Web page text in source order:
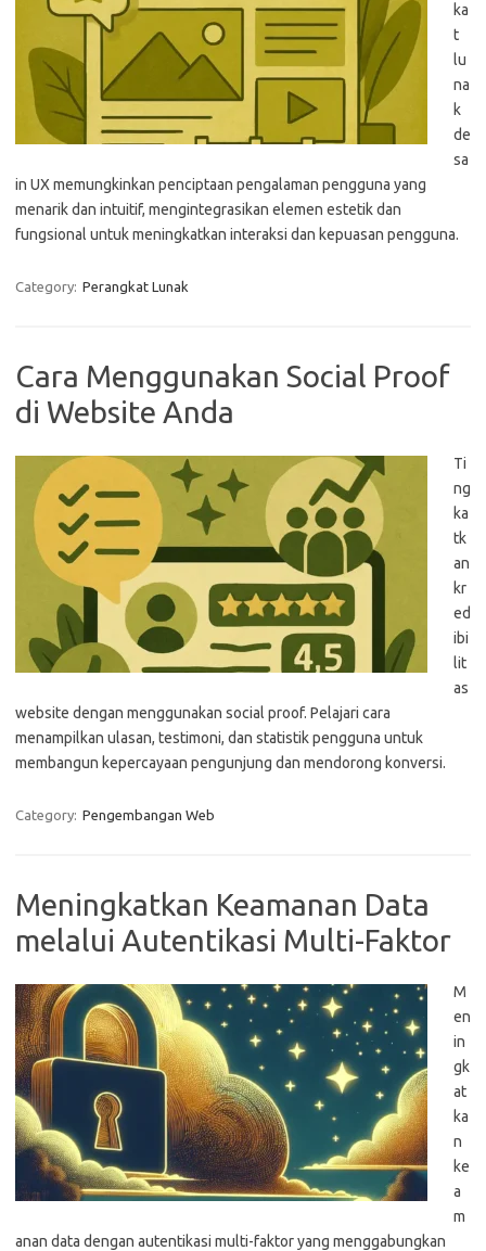
ka
t
lu
na
k
de
sa
in UX memungkinkan penciptaan pengalaman pengguna yang
menarik dan intuitif, mengintegrasikan elemen estetik dan
fungsional untuk meningkatkan interaksi dan kepuasan pengguna.
Category: Perangkat Lunak
Cara Menggunakan Social Proof
di Website Anda
Ti
ng
ka
tk
an
kr
ed
ibi
lit
as
website dengan menggunakan social proof. Pelajari cara
menampilkan ulasan, testimoni, dan statistik pengguna untuk
membangun kepercayaan pengunjung dan mendorong konversi.
Category: Pengembangan Web
Meningkatkan Keamanan Data
melalui Autentikasi Multi-Faktor
M
en
in
gk
at
ka
n
ke
a
m
anan data dengan autentikasi multi-faktor yang menggabungkan